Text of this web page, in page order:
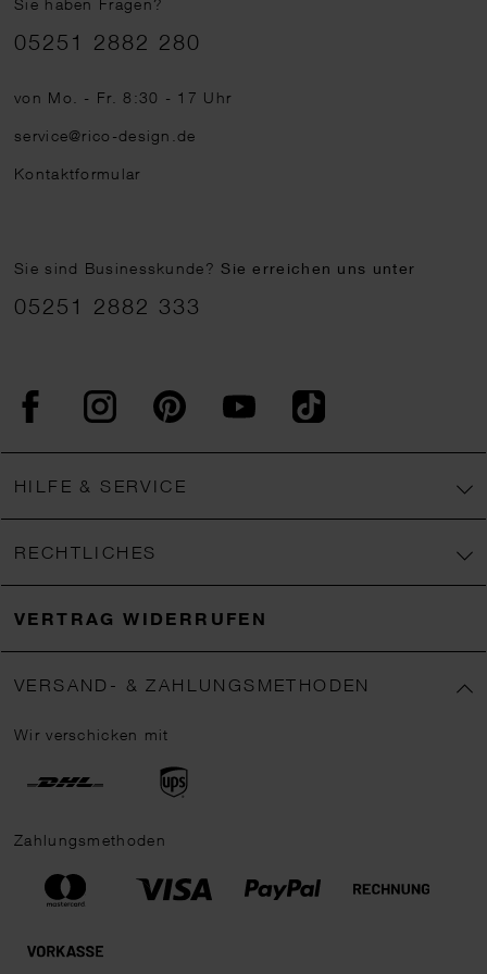
Sie haben Fragen?
Telefonnummer
05251 2882 280
von Mo. - Fr. 8:30 - 17 Uhr
service@rico-design.de
Kontaktformular
Sie sind Businesskunde?Sie erreichen uns unter
05251 2882 333
FacebookInstagram PinterestYouTubeTikTok
HILFE & SERVICE
RECHTLICHES
VERTRAG WIDERRUFEN
VERSAND- & ZAHLUNGSMETHODEN
Wir verschicken mit
Zahlungsmethoden